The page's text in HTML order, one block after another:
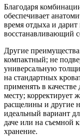
Благодаря
обеспечивает
время отдыха и
восстанавливающий
Другие
компактный; не
универсальную
на стандартных
применять в
месту; корректирует
расщелины и другие
идеальный вариант
даче или на съемной
хранение.